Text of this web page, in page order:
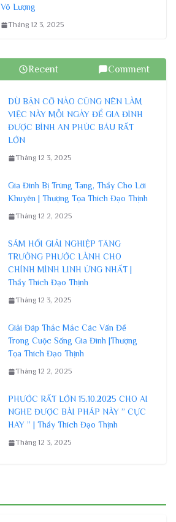
Vô Lượng
Tháng 12 3, 2025
Recent Comment
DÙ BẬN CỠ NÀO CŨNG NÊN LÀM
VIỆC NÀY MỖI NGÀY ĐỂ GIA ĐÌNH
ĐƯỢC BÌNH AN PHÚC BÁU RẤT
LỚN
Tháng 12 3, 2025
Gia Đình Bị Trùng Tang, Thầy Cho Lời
Khuyên | Thượng Tọa Thích Đạo Thịnh
Tháng 12 2, 2025
SÁM HỐI GIẢI NGHIỆP TĂNG
TRƯỞNG PHƯỚC LÀNH CHO
CHÍNH MÌNH LINH ỨNG NHẤT |
Thầy Thích Đạo Thịnh
Tháng 12 3, 2025
Giải Đáp Thắc Mắc Các Vấn Đề
Trong Cuộc Sống Gia Đình |Thượng
Tọa Thích Đạo Thịnh
Tháng 12 2, 2025
PHƯỚC RẤT LỚN 15.10.2025 CHO AI
NGHE ĐƯỢC BÀI PHÁP NÀY ” CỰC
HAY ” | Thầy Thích Đạo Thịnh
Tháng 12 3, 2025